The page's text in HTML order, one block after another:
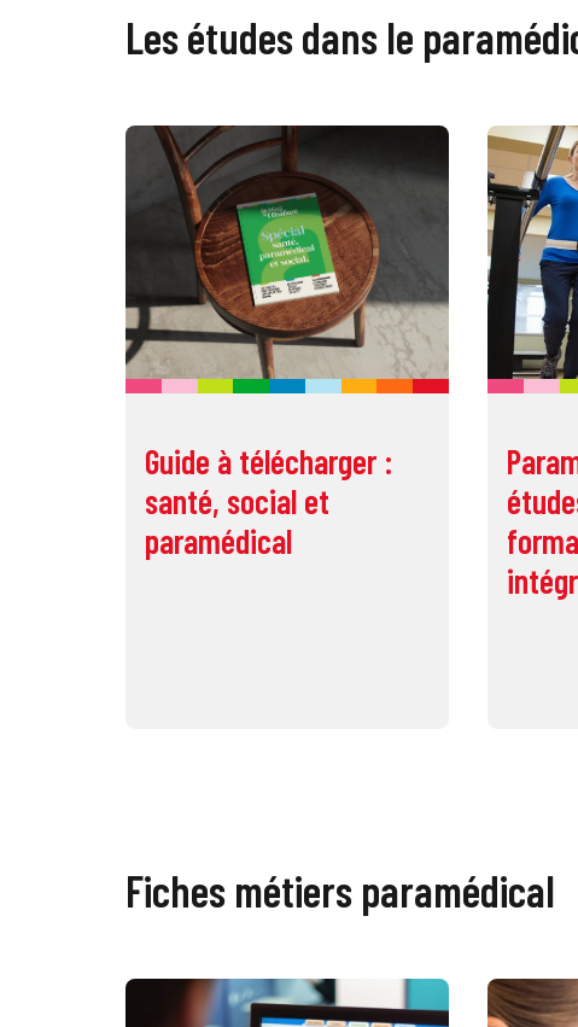
Les études dans le
Guide à télécharger :
santé, social et
paramédical
Fiches métiers paramédical